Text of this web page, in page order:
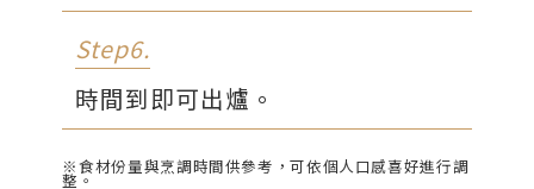
Step6.
時間到即可出爐。
※食材份量與烹調時間供參考，可依個人口感喜好進行調
整。